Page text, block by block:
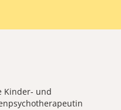
Kinder- und